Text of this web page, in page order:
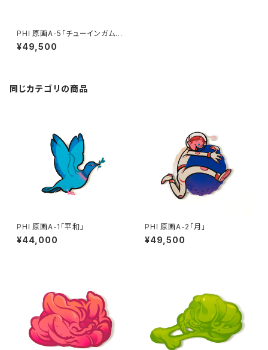
PHI 原画A-5「チューインガム
C」青
¥49,500
同じカテゴリの商品
PHI 原画A-1「平和」
¥44,000
PHI 原画A-2「月」
¥49,500